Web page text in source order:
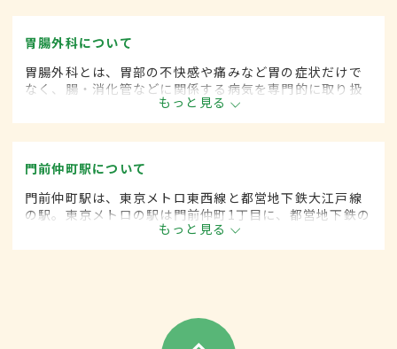
胃腸外科について
胃腸外科とは、胃部の不快感や痛みなど胃の症状だけで
なく、腸・消化管などに関係する病気を専門的に取り扱
う外科の一領域です。平成20年4月の制度改正前は、胃
腸科と呼ばれていました。
もっと見る
門前仲町駅について
門前仲町駅は、東京メトロ東西線と都営地下鉄大江戸線
の駅。東京メトロの駅は門前仲町1丁目に、都営地下鉄の
駅は門前仲町2丁目に位置する。駅周辺には富岡八幡宮や
深川不動尊があり、多くの人が参拝に訪れる。
もっと見る